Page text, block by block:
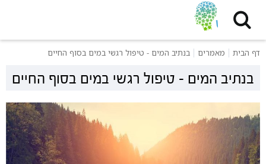
דף הבית מאמרים בנתיב המים - טיפול רגשי במים בסוף החיים
בנתיב המים - טיפול רגשי במים בסוף החיים